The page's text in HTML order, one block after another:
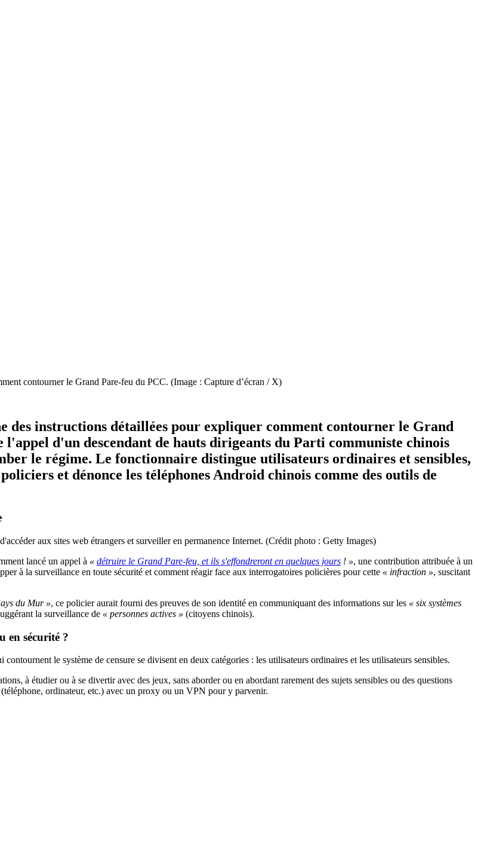
contourner le Grand Pare-feu du PCC. (Image : Capture d’écran / X)
des instructions détaillées pour expliquer comment contourner le Grand
d'un descendant de hauts dirigeants du Parti communiste chinois
le régime. Le fonctionnaire distingue utilisateurs ordinaires et sensibles,
et dénonce les téléphones Android chinois comme des outils de
aux sites web étrangers et surveiller en permanence Internet. (Crédit photo : Getty Images)
lancé un appel à « détruire le Grand Pare-feu, et ils s'effondreront en quelques jours ! », une contribution attribuée à un
à la surveillance en toute sécurité et comment réagir face aux interrogatoires policières pour cette « infraction », suscitant
du Mur », ce policier aurait fourni des preuves de son identité en communiquant des informations sur les « six systèmes
la surveillance de « personnes actives » (citoyens chinois).
en sécurité ?
le système de censure se divisent en deux catégories : les utilisateurs ordinaires et les utilisateurs sensibles.
à étudier ou à se divertir avec des jeux, sans aborder ou en abordant rarement des sujets sensibles ou des questions
ordinateur, etc.) avec un proxy ou un VPN pour y parvenir.